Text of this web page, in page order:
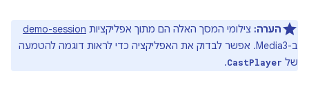
הערה: צילומי המסך האלה הם מתוך אפליקציות demo-session
ב-Media3. אפשר לבדוק את האפליקציה כדי לראות דוגמה להטמעה
של CastPlayer
.